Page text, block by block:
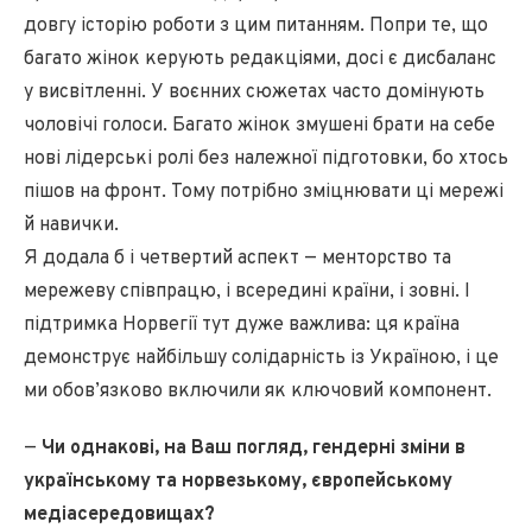
довгу історію роботи з цим питанням. Попри те, що
багато жінок керують редакціями, досі є дисбаланс
у висвітленні. У воєнних сюжетах часто домінують
чоловічі голоси. Багато жінок змушені брати на себе
нові лідерські ролі без належної підготовки, бо хтось
пішов на фронт. Тому потрібно зміцнювати ці мережі
й навички.
Я додала б і четвертий аспект — менторство та
мережеву співпрацю, і всередині країни, і зовні. І
підтримка Норвегії тут дуже важлива: ця країна
демонструє найбільшу солідарність із Україною, і це
ми обов’язково включили як ключовий компонент.
— Чи однакові, на Ваш погляд, гендерні зміни в
українському та норвезькому, європейському
медіасередовищах?